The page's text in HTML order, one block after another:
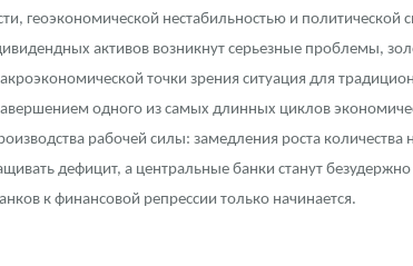
геоэкономической нестабильностью и политической
активов возникнут серьезные проблемы,
точки зрения ситуация для
одного из самых длинных циклов
рабочей силы: замедления роста количества
дефицит, а центральные банки станут безудержно
к финансовой репрессии только начинается.